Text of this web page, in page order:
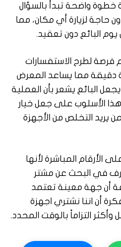
خطوة واضحة تبدأ بالسؤال
حاجة لزيارة أي مكان، مما
البائع دون تعقيد.
فرصة لطرح الاستفسارات
دقيقة مما يساعد المعرض
البائع يشعر بأن العملية
الأسلوب على جعل خيار
يريد التخلص من الأجهزة
الأرقام المباشرة لأنها
في البحث عن مشتر
أن جهة معينة تعتمد
أن اننا نشتري اجهزة
وأكثر التزاماً بالوقت المحدد.